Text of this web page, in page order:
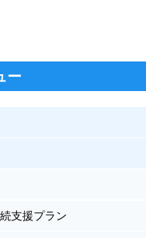
ー
支援プラン